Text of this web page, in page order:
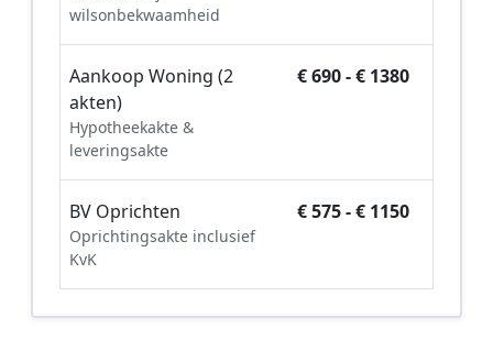
wilsonbekwaamheid
Aankoop Woning (2
akten)
Hypotheekakte &
leveringsakte
€ 690 - € 1380
BV Oprichten
Oprichtingsakte inclusief
KvK
€ 575 - € 1150